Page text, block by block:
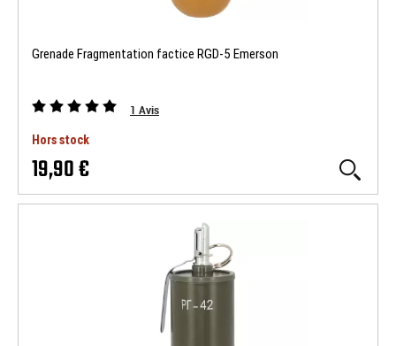
Grenade Fragmentation factice RGD-5 Emerson
1 Avis
Hors stock
19,90 €